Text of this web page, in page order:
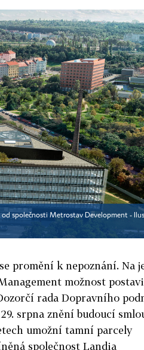
od společnosti Metrostav Development -
promění k nepoznání. Na
možnost
rada Dopravního
srpna znění budoucí
umožní tamní parcely
společnost Landia